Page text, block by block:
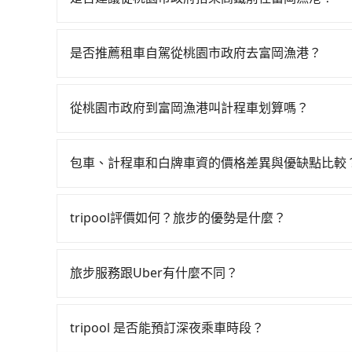
班次高鐵可搭乘。假設從桃園市政府 (桃園市桃園
上小黃後約花234分鐘、車費5,900元後，抵達富
更會額外浪費10分鐘在轉乘與等車上，現在還不
是否推薦租車自駕從桃園市政府去富岡漁港？
從桃園市政府到富岡漁港叫計程車划算嗎？
到車，也可考慮打電話至桃園市政府附近的計程
的410倍。綜合以上，無論在價格或服務品質上
包車、計程車和白牌車資的價格差異與優缺點比較
地點上車較客製化。此外，司機還會提供各種旅
無法申訴退費。
tripool評價如何？旅步的優勢是什麼？
外，tripool司機專業的駕駛和親切服務態度也獲
旅步服務跟Uber有什麼不同？
區。 (4) 有較為嚴謹的乘車時間與取消政策。
tripool 是否能預訂深夜乘車時段？